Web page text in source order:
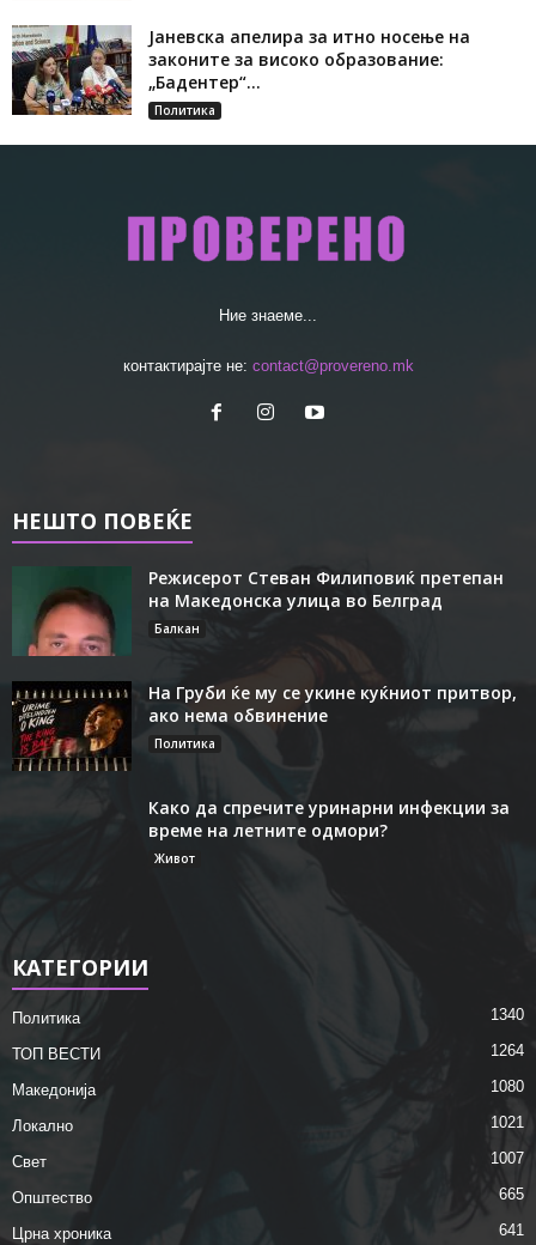
Јаневска апелира за итно носење на
законите за високо образование:
„Бадентер“...
Политика
Ние знаеме...
контактирајте не: contact@provereno.mk
НЕШТО ПОВЕЌЕ
Режисерот Стеван Филиповиќ претепан
на Македонска улица во Белград
Балкан
На Груби ќе му се укине куќниот притвор,
ако нема обвинение
Политика
Како да спречите уринарни инфекции за
време на летните одмори?
Живот
КАТЕГОРИИ
Политика 1340
ТОП ВЕСТИ 1264
Македонија 1080
Локално 1021
Свет 1007
Општество 665
Црна хроника 641